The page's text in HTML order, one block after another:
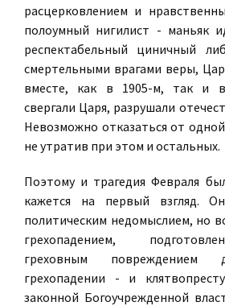
расцерковлением и
полоумный нигилист - маньяк
респектабельный циничный
смертельными врагами веры,
вместе, как в 1905-м, так и в
свергали Царя, разрушали
Невозможно отказаться от
не утратив при этом и остальных.
Поэтому и трагедия Февраля
кажется на первый взгляд.
политическим недомыслием, но
грехопадением,
греховным
грехопадении - и
законной Богоучрежденной